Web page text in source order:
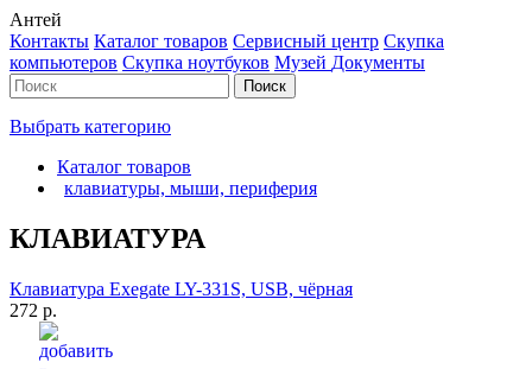
Антей
Контакты Каталог товаров Сервисный центр Cкупка
компьютеров Cкупка ноутбуков Музей Документы
Выбрать категорию
Каталог товаров
клавиатуры, мыши, периферия
КЛАВИАТУРА
Клавиатура Exegate LY-331S, USB, чёрная
272 р.